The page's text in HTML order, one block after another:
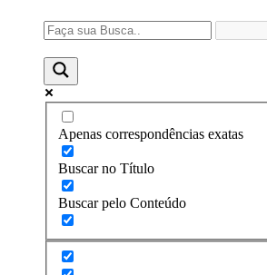
Apenas correspondências exatas
Buscar no Título
Buscar pelo Conteúdo